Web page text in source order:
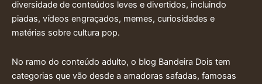
diversidade de conteúdos leves e divertidos, incluindo
piadas, vídeos engraçados, memes, curiosidades e
matérias sobre cultura pop.
No ramo do conteúdo adulto, o blog Bandeira Dois tem
categorias que vão desde a amadoras safadas, famosas